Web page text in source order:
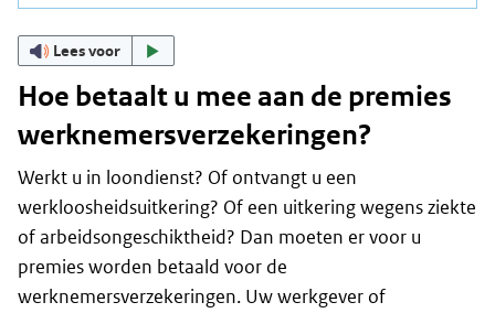
Lees voor
Hoe betaalt u mee aan de premies
werknemersverzekeringen?
Werkt u in loondienst? Of ontvangt u een
werkloosheidsuitkering? Of een uitkering wegens ziekte
of arbeidsongeschiktheid? Dan moeten er voor u
premies worden betaald voor de
werknemersverzekeringen. Uw werkgever of